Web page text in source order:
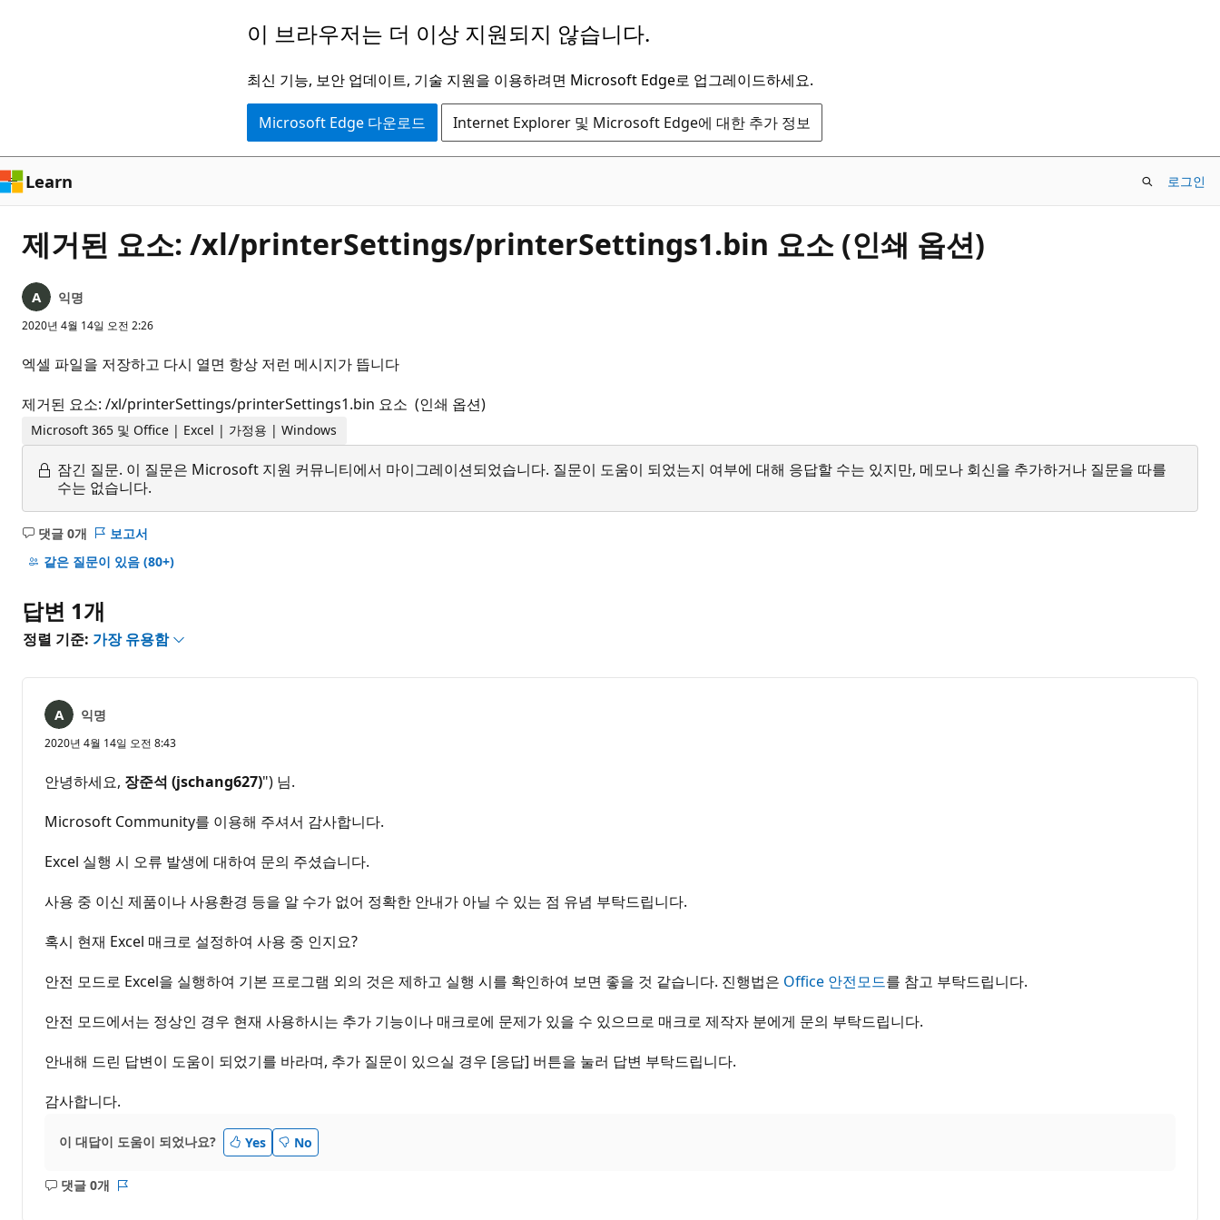
로
건
너
기
이 브라우저는 더 이상 지원되지 않습니다.
최신 기능, 보안 업데이트, 기술 지원을 이용하려면 Microsoft Edge로 업그레이드하세요.
Microsoft Edge 다운로드 Internet Explorer 및 Microsoft Edge에 대한 추가 정보
Learn 로그인
제거된 요소: /xl/printerSettings/printerSettings1.bin 요소 (인쇄 옵션)
익명
2020년 4월 14일 오전 2:26
엑셀 파일을 저장하고 다시 열면 항상 저런 메시지가 뜹니다
제거된 요소: /xl/printerSettings/printerSettings1.bin 요소 (인쇄 옵션)
Microsoft 365 및 Office | Excel | 가정용 | Windows
잠긴 질문. 이 질문은 Microsoft 지원 커뮤니티에서 마이그레이션되었습니다. 질문이 도움이 되었는지 여부에 대해 응답할 수는 있지만, 메모나 회신을 추가하거나 질문을 따를
수는 없습니다.
댓글 0개
설
명
음
보고서
같은 질문이 있음 (80+)
답변 1개
정렬 기준: 가장 유용함
익명
2020년 4월 14일 오전 8:43
안녕하세요, 장준석 (jschang627)") 님.
Microsoft Community를 이용해 주셔서 감사합니다.
Excel 실행 시 오류 발생에 대하여 문의 주셨습니다.
사용 중 이신 제품이나 사용환경 등을 알 수가 없어 정확한 안내가 아닐 수 있는 점 유념 부탁드립니다.
혹시 현재 Excel 매크로 설정하여 사용 중 인지요?
안전 모드로 Excel을 실행하여 기본 프로그램 외의 것은 제하고 실행 시를 확인하여 보면 좋을 것 같습니다. 진행법은 Office 안전모드를 참고 부탁드립니다.
안전 모드에서는 정상인 경우 현재 사용하시는 추가 기능이나 매크로에 문제가 있을 수 있으므로 매크로 제작자 분에게 문의 부탁드립니다.
안내해 드린 답변이 도움이 되었기를 바라며, 추가 질문이 있으실 경우 [응답] 버튼을 눌러 답변 부탁드립니다.
감사합니다.
이 대답이 도움이 되었나요? Yes No
댓글 0개
설